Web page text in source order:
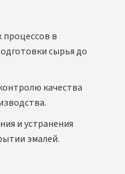
процессов в
сырья до
качества
и устранения
эмалей.